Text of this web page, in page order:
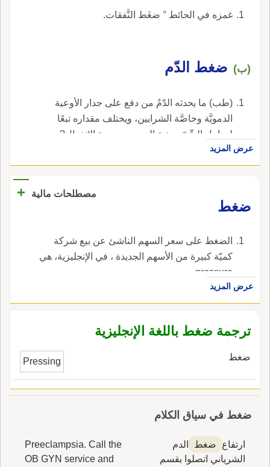
غمزه في الحائط ° ضغَط النَّفقات.
(ب) ضغط الدّم
(طب) ما يحدثه الدّمُ من دفع على جدار الأوعية
الدمويَّة وخاصَّة الشرايين، ويختلف مقداره تبعًا
لعوامل السِّنّ، وبنية الجسم، ودرجة الانفعال?
ضغط دم سَوِيّ.عرض المزيد
مصطلحات مالية
+
ضغط
الضغط على سعر السهم الناشئ عن بيع شركة
كميّة كبيرة من الأسهم الجديدة ، في الإنجليزية، هي
pressure.
عرض المزيد
ترجمة ضغط باللغة الإنجليزية
ضغط Pressing
ضغط في سياق الكلام
ارتفاع ضغط
الدم
الشرياني اتصلوا بقسم
Preeclampsia. Call the
OB GYN service and